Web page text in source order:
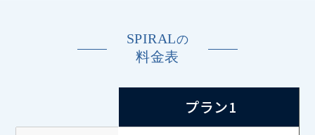
SPIRALの
料金表
プラン1